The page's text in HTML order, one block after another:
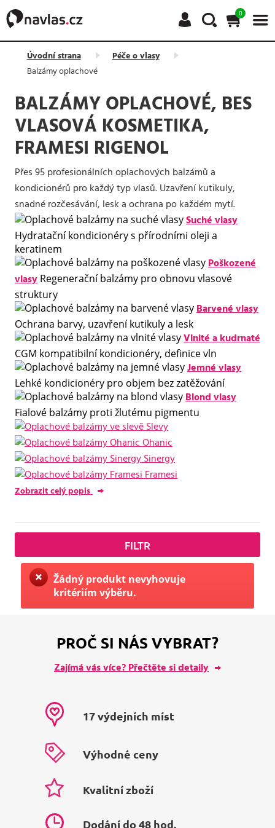
0
Úvodní strana
Péče o vlasy
Balzámy oplachové
BALZÁMY OPLACHOVÉ, BES
VLASOVÁ KOSMETIKA,
FRAMESI RIGENOL
Přes 95 profesionálních oplachových balzámů a
kondicionérů pro každý typ vlasů. Uzavření kutikuly,
snadné rozčesávání, lesk a ochrana po každém mytí.
Suché vlasy
Hydratační kondicionéry s přírodními oleji a
keratinem
Poškozené
vlasy Regenerační balzámy pro obnovu vlasové
struktury
Barvené vlasy
Ochrana barvy, uzavření kutikuly a lesk
Vlnité a kudrnaté
CGM kompatibilní kondicionéry, definice vln
Jemné vlasy
Lehké kondicionéry pro objem bez zatěžování
Blond vlasy
Fialové balzámy proti žlutému pigmentu
Slevy
Ohanic
Sinergy
Framesi
Zobrazit celý popis
FILTR
Žádný produkt nevyhovuje
kritériím výběru.
PROČ SI NÁS VYBRAT?
Zajímá vás více? Přečtěte si detaily
17 výdejních míst
Výhodné ceny
Kvalitní zboží
Dodání do 48 hod.